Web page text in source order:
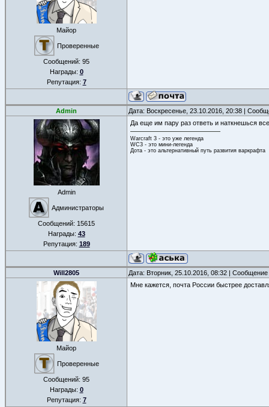
Майор
Проверенные
Сообщений: 95
Награды: 0
Репутация: 7
Admin Дата: Воскресенье, 23.10.2016, 20:38 |
Admin
Администраторы
Сообщений: 15615
Награды: 43
Репутация: 189
Да еще им пару раз ответь и наткнешься
Warcraft 3 - это уже легенда
WC3 - это мини-легенда
Дота - это альтернативный путь развития варкрафта
Will2805 Дата: Вторник, 25.10.2016, 08:32 |
Майор
Проверенные
Сообщений: 95
Награды: 0
Репутация: 7
Мне кажется, почта России быстрее